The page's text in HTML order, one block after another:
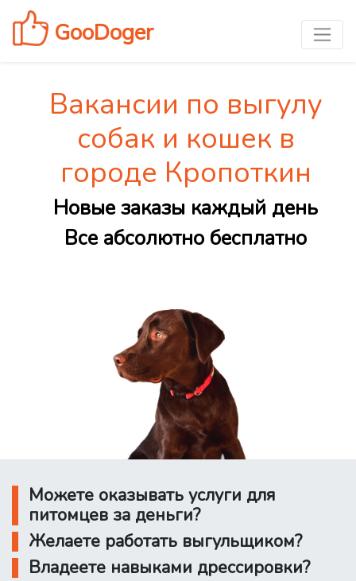
GooDoger
Вакансии по выгулу
собак и кошек в
городе Кропоткин
Новые заказы каждый день
Все абсолютно бесплатно
Можете оказывать услуги для
питомцев за деньги?
Желаете работать выгульщиком?
Владеете навыками дрессировки?